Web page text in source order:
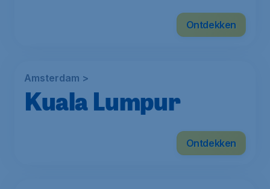
Ontdekken
Amsterdam >
Kuala Lumpur
Ontdekken